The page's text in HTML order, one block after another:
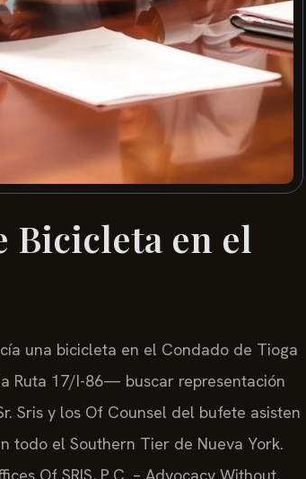
Bicicleta en el
una bicicleta en el Condado de Tioga
Ruta 17/I-86— buscar representación
Sris y los Of Counsel del bufete asisten
todo el Southern Tier de Nueva York.